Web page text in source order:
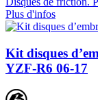
Plus d'infos
Kit disques
YZF-R6 06-17